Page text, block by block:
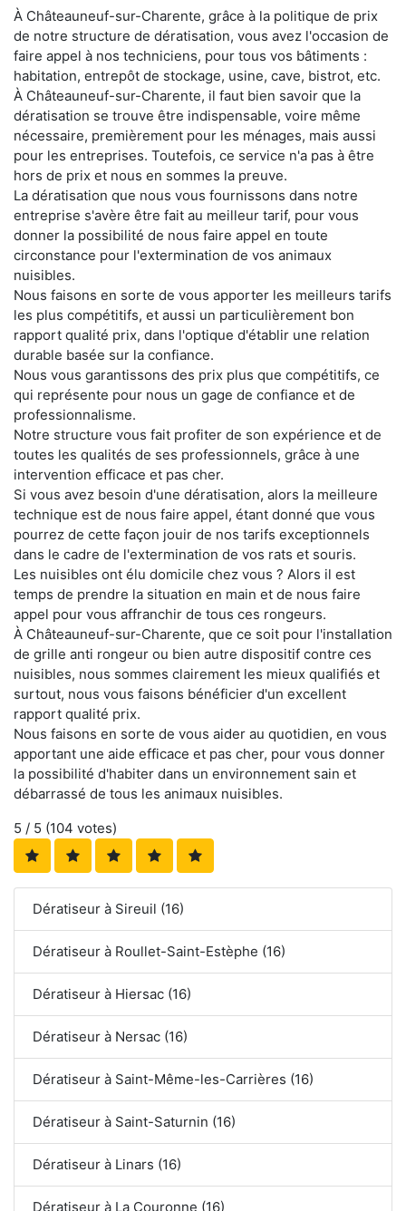
À Châteauneuf-sur-Charente, grâce à la politique de prix
de notre structure de dératisation, vous avez l'occasion de
faire appel à nos techniciens, pour tous vos bâtiments :
habitation, entrepôt de stockage, usine, cave, bistrot, etc.
À Châteauneuf-sur-Charente, il faut bien savoir que la
dératisation se trouve être indispensable, voire même
nécessaire, premièrement pour les ménages, mais aussi
pour les entreprises. Toutefois, ce service n'a pas à être
hors de prix et nous en sommes la preuve.
La dératisation que nous vous fournissons dans notre
entreprise s'avère être fait au meilleur tarif, pour vous
donner la possibilité de nous faire appel en toute
circonstance pour l'extermination de vos animaux
nuisibles.
Nous faisons en sorte de vous apporter les meilleurs tarifs
les plus compétitifs, et aussi un particulièrement bon
rapport qualité prix, dans l'optique d'établir une relation
durable basée sur la confiance.
Nous vous garantissons des prix plus que compétitifs, ce
qui représente pour nous un gage de confiance et de
professionnalisme.
Notre structure vous fait profiter de son expérience et de
toutes les qualités de ses professionnels, grâce à une
intervention efficace et pas cher.
Si vous avez besoin d'une dératisation, alors la meilleure
technique est de nous faire appel, étant donné que vous
pourrez de cette façon jouir de nos tarifs exceptionnels
dans le cadre de l'extermination de vos rats et souris.
Les nuisibles ont élu domicile chez vous ? Alors il est
temps de prendre la situation en main et de nous faire
appel pour vous affranchir de tous ces rongeurs.
À Châteauneuf-sur-Charente, que ce soit pour l'installation
de grille anti rongeur ou bien autre dispositif contre ces
nuisibles, nous sommes clairement les mieux qualifiés et
surtout, nous vous faisons bénéficier d'un excellent
rapport qualité prix.
Nous faisons en sorte de vous aider au quotidien, en vous
apportant une aide efficace et pas cher, pour vous donner
la possibilité d'habiter dans un environnement sain et
débarrassé de tous les animaux nuisibles.
5 / 5 (104 votes)
Dératiseur à Sireuil (16)
Dératiseur à Roullet-Saint-Estèphe (16)
Dératiseur à Hiersac (16)
Dératiseur à Nersac (16)
Dératiseur à Saint-Même-les-Carrières (16)
Dératiseur à Saint-Saturnin (16)
Dératiseur à Linars (16)
Dératiseur à La Couronne (16)